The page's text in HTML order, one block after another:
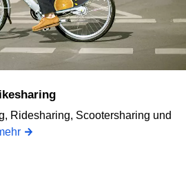
Ridesharing, Scootersharing und